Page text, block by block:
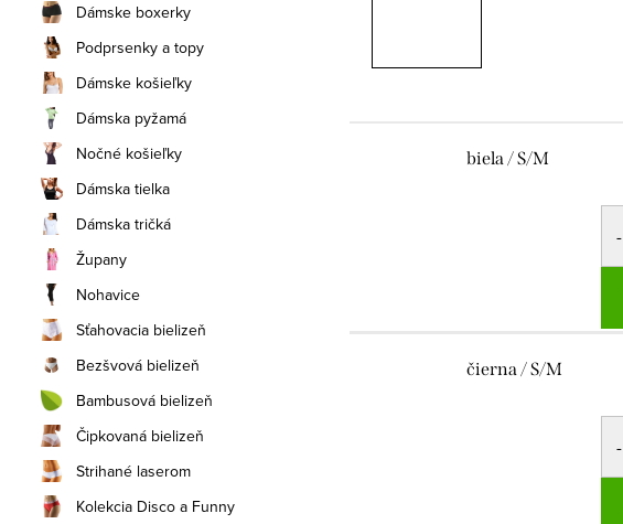
Dámske boxerky
Podprsenky a topy
Dámske košieľky
Dámska pyžamá
Nočné košieľky
Dámska tielka
Dámska tričká
Župany
Nohavice
Sťahovacia bielizeň
Bezšvová bielizeň
Bambusová bielizeň
Čipkovaná bielizeň
Strihané laserom
Kolekcia Disco a Funny
biela / S/M
čierna / S/M